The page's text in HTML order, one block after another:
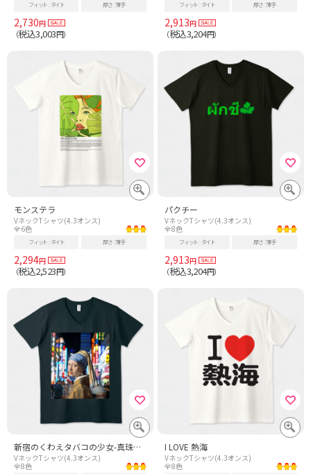
フィット タイト 厚さ 薄手
2,730円
（税込3,003円）
フィット タイト 厚さ 薄手
2,913円
（税込3,204円）
モンステラ
VネックTシャツ(4.3オンス)
全6色
フィット タイト 厚さ 薄手
2,294円
（税込2,523円）
パクチー
VネックTシャツ(4.3オンス)
全8色
フィット タイト 厚さ 薄手
2,913円
（税込3,204円）
新宿のくわえタバコの少女-真珠の耳飾りの少女-
VネックTシャツ(4.3オンス)
全8色
I LOVE 熱海
VネックTシャツ(4.3オンス)
全8色